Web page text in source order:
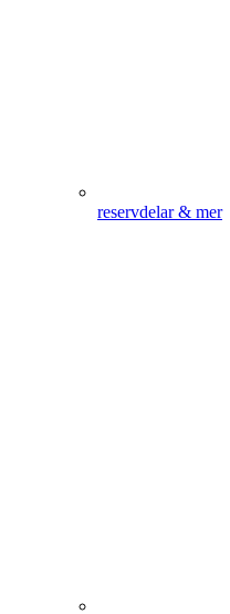
reservdelar & mer